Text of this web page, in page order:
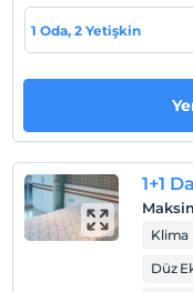
Evcil hayvan
Sigara
Odalarda sigara
Çocuklar
2 yaşına kadar
Her bir oda için 3
1 Oda, 2 Yetişkin
1+1
Klima
Düz